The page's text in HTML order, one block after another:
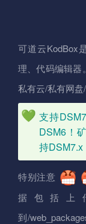
可道云KodBox
理、代码编辑器
私有云/私有网盘
支持
DSM6！
持DSM7.x
特别注意
据包括上
到/